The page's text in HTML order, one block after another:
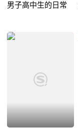
男子高中生的日常